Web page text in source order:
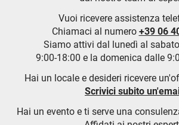
Vuoi ricevere assistenza
Chiamaci al numero +39 06
Siamo attivi dal lunedì al
9:00-18:00 e la domenica dalle
Hai un locale e desideri ricevere
Scrivici subito
Hai un evento e ti serve una